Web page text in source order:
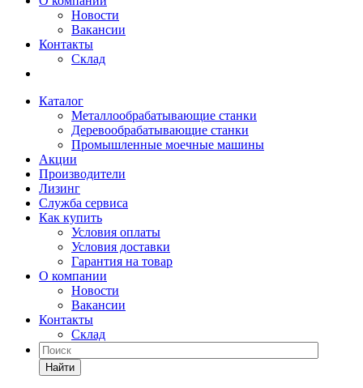
Новости
Вакансии
Контакты
Склад
Каталог
Металлообрабатывающие станки
Деревообрабатывающие станки
Промышленные моечные машины
Акции
Производители
Лизинг
Служба сервиса
Как купить
Условия оплаты
Условия доставки
Гарантия на товар
О компании
Новости
Вакансии
Контакты
Склад
Найти